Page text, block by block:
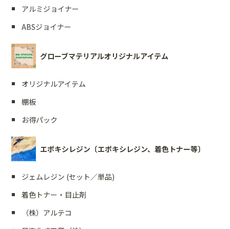
アルミジョイナー
ABSジョイナー
グローブマテリアルオリジナルアイテム
オリジナルアイテム
棚板
お得パック
エポキシレジン〔エポキシレジン、着色トナー等〕
ジェムレジン (セット／単品)
着色トナー・目止剤
（株）アルテコ